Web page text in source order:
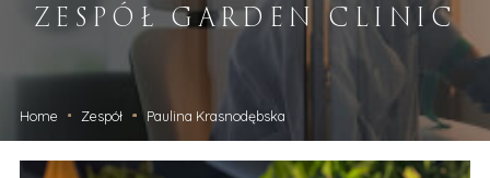
ZESPÓŁ GARDEN CLINIC
Home Zespół Paulina Krasnodębska